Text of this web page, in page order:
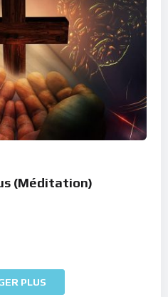
(Méditation)
PLUS